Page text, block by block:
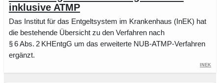
inklusive ATMP
Das Institut für das Entgeltsystem im Krankenhaus (InEK) hat
die bestehende Übersicht zu den Verfahren nach
§ 6 Abs. 2 KHEntgG um das erweiterte NUB-ATMP-Verfahren
ergänzt.
InEK